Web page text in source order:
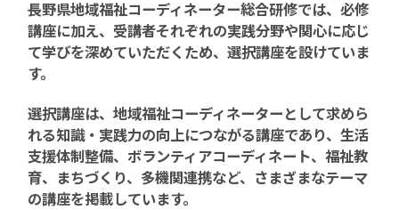
長野県地域福祉コーディネーター総合研修では、必修
講座に加え、受講者それぞれの実践分野や関心に応じ
て学びを深めていただくため、選択講座を設けていま
す。
選択講座は、地域福祉コーディネーターとして求めら
れる知識・実践力の向上につながる講座であり、生活
支援体制整備、ボランティアコーディネート、福祉教
育、まちづくり、多機関連携など、さまざまなテーマ
の講座を掲載しています。